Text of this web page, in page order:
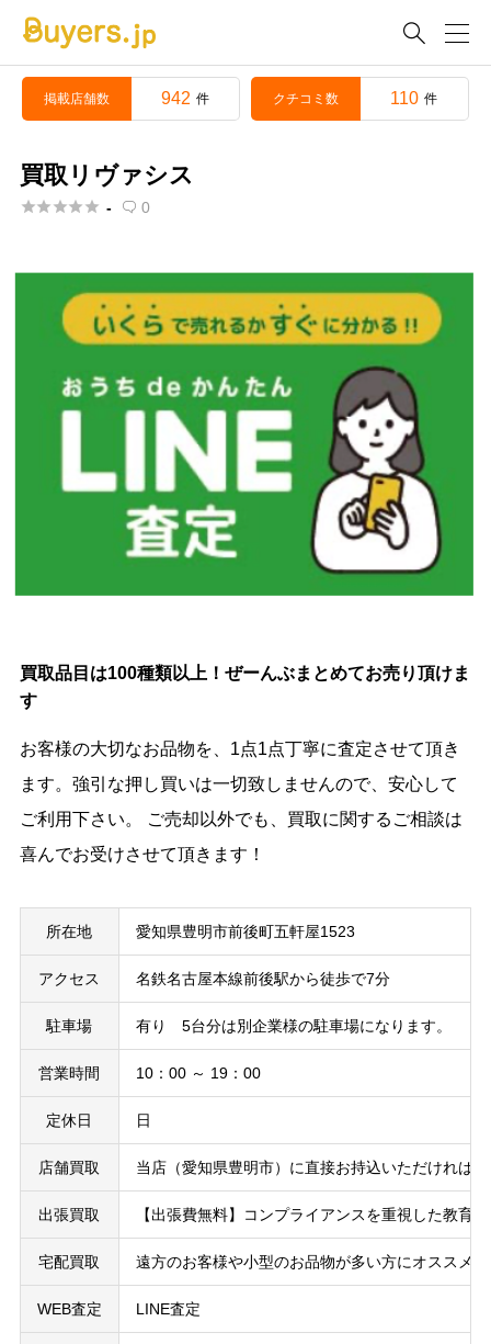

掲載店舗数 942 件 クチコミ数 110 件
買取リヴァシス
 -  0
買取品目は100種類以上！ぜーんぶまとめてお売り頂けま
す
お客様の大切なお品物を、1点1点丁寧に査定させて頂き
ます。強引な押し買いは一切致しませんので、安心して
ご利用下さい。 ご売却以外でも、買取に関するご相談は
喜んでお受けさせて頂きます！
所在地 愛知県豊明市前後町五軒屋1523
アクセス 名鉄名古屋本線前後駅から徒歩で7分
駐車場 有り 5台分は別企業様の駐車場になります。
営業時間 10：00 ～ 19：00
定休日 日
店舗買取 当店（愛知県豊明市）に直接お持込いただければ
出張買取 【出張費無料】コンプライアンスを重視した教
宅配買取 遠方のお客様や小型のお品物が多い方にオススメ
WEB査定 LINE査定